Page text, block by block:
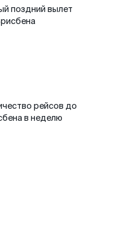
поздний вылет
рейсов до
в неделю